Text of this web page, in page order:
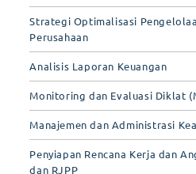
Strategi Optimalisasi
Perusahaan
Analisis Laporan Keuangan
Monitoring dan Evaluasi Diklat
Manajemen dan Administrasi
Penyiapan Rencana Kerja dan
dan RJPP